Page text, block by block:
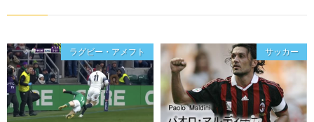
ラグビー・アメフト サッカー